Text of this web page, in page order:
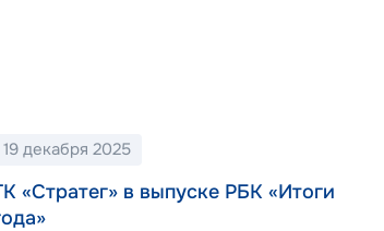
19 декабря 2025
«Стратег» в выпуске РБК «Итоги